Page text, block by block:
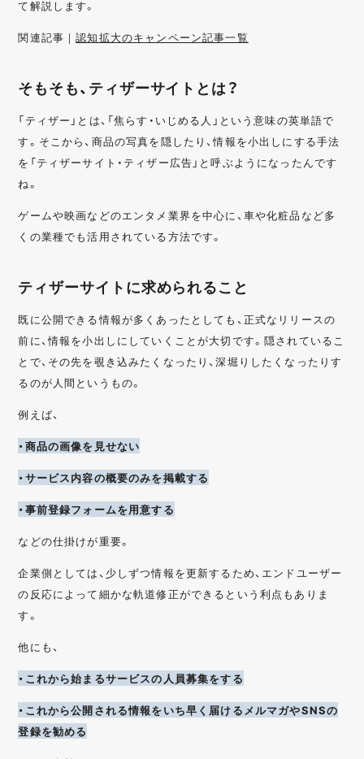
て解説します。
関連記事｜認知拡大のキャンペーン記事一覧
そもそも、ティザーサイトとは？
「ティザー」とは、「焦らす・いじめる人」という意味の英単語で
す。そこから、商品の写真を隠したり、情報を小出しにする手法
を「ティザーサイト・ティザー広告」と呼ぶようになったんです
ね。
ゲームや映画などのエンタメ業界を中心に、車や化粧品など多
くの業種でも活用されている方法です。
ティザーサイトに求められること
既に公開できる情報が多くあったとしても、正式なリリースの
前に、情報を小出しにしていくことが大切です。隠されているこ
とで、その先を覗き込みたくなったり、深堀りしたくなったりす
るのが人間というもの。
例えば、
・商品の画像を見せない
・サービス内容の概要のみを掲載する
・事前登録フォームを用意する
などの仕掛けが重要。
企業側としては、少しずつ情報を更新するため、エンドユーザー
の反応によって細かな軌道修正ができるという利点もありま
す。
他にも、
・これから始まるサービスの人員募集をする
・これから公開される情報をいち早く届けるメルマガやSNSの
登録を勧める